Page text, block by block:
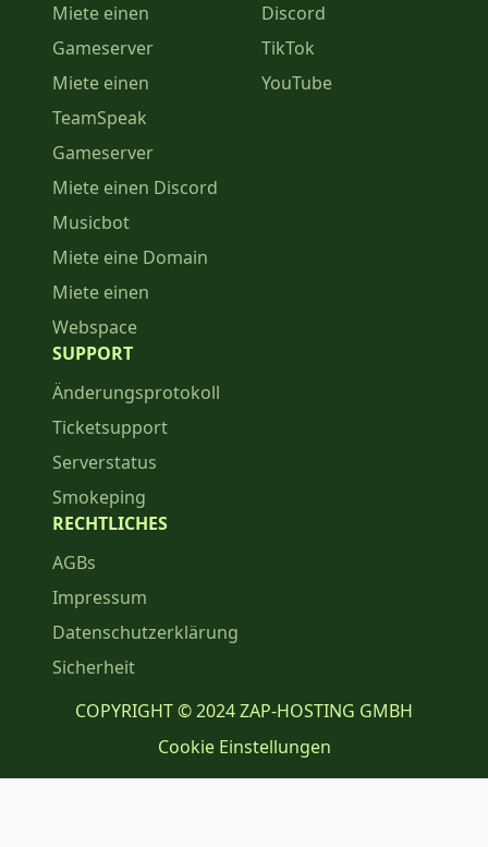
Miete einen
Gameserver
Miete einen
TeamSpeak
Gameserver
Miete einen Discord
Musicbot
Miete eine Domain
Miete einen
Webspace
Discord
TikTok
YouTube
SUPPORT
Änderungsprotokoll
Ticketsupport
Serverstatus
Smokeping
RECHTLICHES
AGBs
Impressum
Datenschutzerklärung
Sicherheit
COPYRIGHT © 2024 ZAP-HOSTING GMBH
Cookie Einstellungen